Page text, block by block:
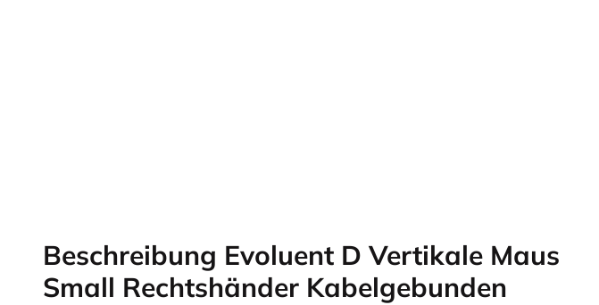
Beschreibung Evoluent D Vertikale Maus
Small Rechtshänder Kabelgebunden